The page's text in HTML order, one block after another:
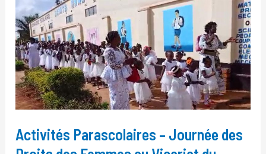
Activités Parascolaires – Journée des
Activités
Parascolaires
–
Journée
des
Droits
des
au